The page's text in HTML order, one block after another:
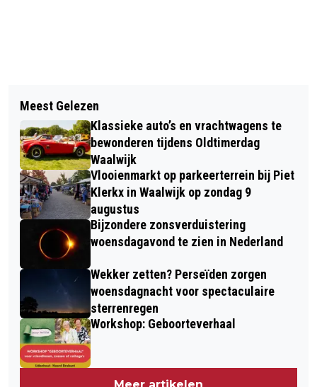
SPRANG-CAPELSE ONDERNEMER
LEENTJE VAN WANROOIJ-HENRAAT
OP COVER VAN ZAKENVROUWEN
GROTE GARAGEVERKOOP BIJ
ZANDDONK UNITED OP ZATERDAG 27
JUNI
Meest Gelezen
Klassieke auto’s en vrachtwagens te
bewonderen tijdens Oldtimerdag
Waalwijk
Vlooienmarkt op parkeerterrein bij Piet
Klerkx in Waalwijk op zondag 9
augustus
Bijzondere zonsverduistering
woensdagavond te zien in Nederland
Wekker zetten? Perseïden zorgen
woensdagnacht voor spectaculaire
sterrenregen
Workshop: Geboorteverhaal